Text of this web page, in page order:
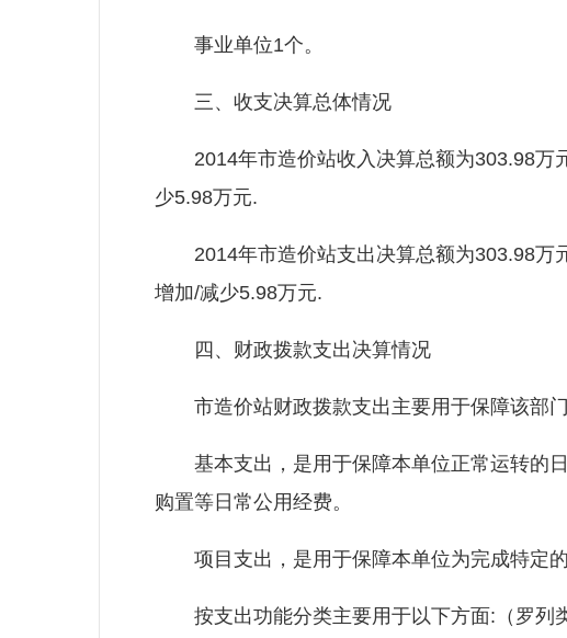
事业单位1个。
三、收支决算总体情况
2014年市造价站收入决算总额为303.98万
少5.98万元.
2014年市造价站支出决算总额为303.98万
增加/减少5.98万元.
四、财政拨款支出决算情况
市造价站财政拨款支出主要用于保障该部门
基本支出，是用于保障本单位正常运转的日
购置等日常公用经费。
项目支出，是用于保障本单位为完成特定的
按支出功能分类主要用于以下方面:（罗列类